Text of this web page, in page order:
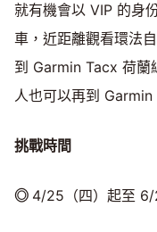
就有機會以 VIP 的身
車，近距離觀看環法
到 Garmin Tacx 荷蘭
人也可以再到
挑戰時間
◎ 4/25（四）起至 6/